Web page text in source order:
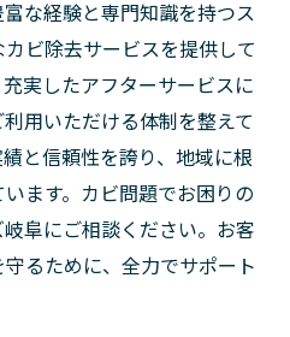
な経験と専門知識を持つス
ビ除去サービスを提供して
実したアフターサービスに
用いただける体制を整えて
と信頼性を誇り、地域に根
ます。カビ問題でお困りの
阜にご相談ください。お客
るために、全力でサポート